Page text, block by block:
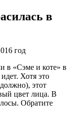
в
в «Сэме и коте» в
Хотя это
этот
цвет лица. В
Обратите